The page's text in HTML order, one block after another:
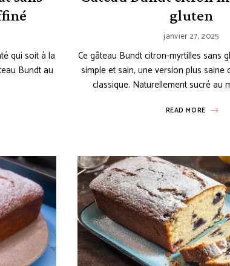
qui soit à la
Bundt au
gluten
janvier 27, 2025
Ce gâteau Bundt citron-myrtilles sans
simple et sain, une version plus saine
classique. Naturellement sucré au
READ MORE